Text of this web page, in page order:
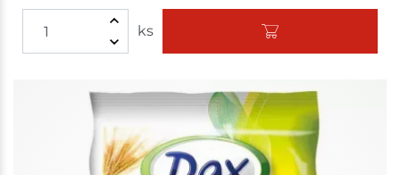
ks